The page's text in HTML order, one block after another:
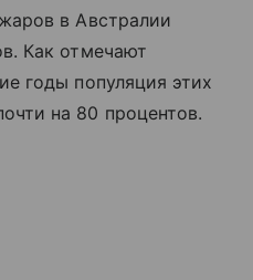
в Австралии
Как отмечают
годы популяция этих
на 80 процентов.